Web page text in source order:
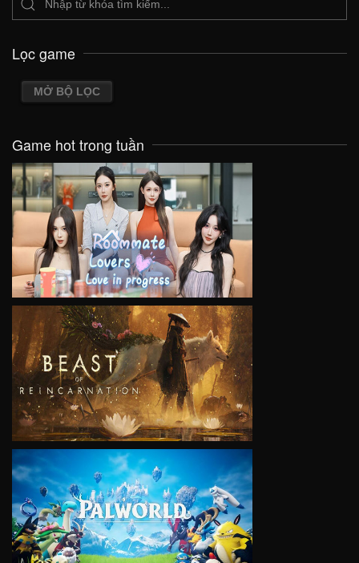
Lọc game
MỞ BỘ LỌC
Game hot trong tuần
VIEW
VIEW
VIEW